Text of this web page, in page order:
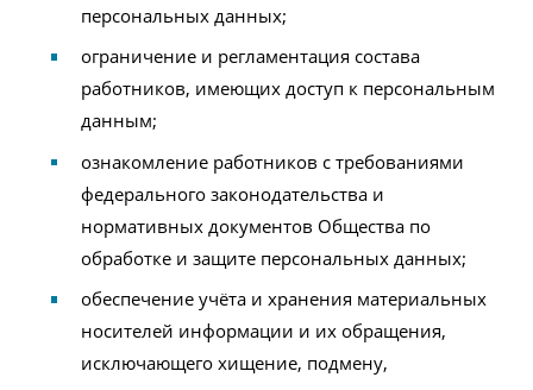
персональных данных;
ограничение и регламентация состава
работников, имеющих доступ к персональным
данным;
ознакомление работников с требованиями
федерального законодательства и
нормативных документов Общества по
обработке и защите персональных данных;
обеспечение учёта и хранения материальных
носителей информации и их обращения,
исключающего хищение, подмену,